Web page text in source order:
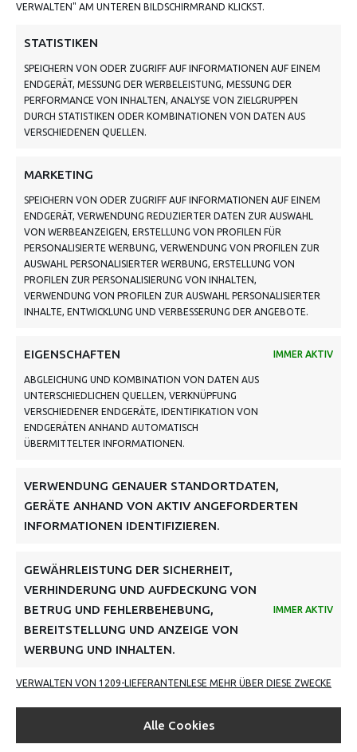
ERWALTEN" AM UNTEREN BILDSCHIRMRAND KLICKST.
STATISTIKEN
SPEICHERN VON ODER ZUGRIFF AUF INFORMATIONEN AUF EINEM
ENDGERÄT, MESSUNG DER WERBELEISTUNG, MESSUNG DER
PERFORMANCE VON INHALTEN, ANALYSE VON ZIELGRUPPEN
DURCH STATISTIKEN ODER KOMBINATIONEN VON DATEN AUS
VERSCHIEDENEN QUELLEN.
MARKETING
SPEICHERN VON ODER ZUGRIFF AUF INFORMATIONEN AUF EINEM
ENDGERÄT, VERWENDUNG REDUZIERTER DATEN ZUR AUSWAHL
VON WERBEANZEIGEN, ERSTELLUNG VON PROFILEN FÜR
PERSONALISIERTE WERBUNG, VERWENDUNG VON PROFILEN ZUR
AUSWAHL PERSONALISIERTER WERBUNG, ERSTELLUNG VON
PROFILEN ZUR PERSONALISIERUNG VON INHALTEN,
VERWENDUNG VON PROFILEN ZUR AUSWAHL PERSONALISIERTER
INHALTE, ENTWICKLUNG UND VERBESSERUNG DER ANGEBOTE.
EIGENSCHAFTEN IMMER AKTIV
ABGLEICHUNG UND KOMBINATION VON DATEN AUS
UNTERSCHIEDLICHEN QUELLEN, VERKNÜPFUNG
VERSCHIEDENER ENDGERÄTE, IDENTIFIKATION VON
ENDGERÄTEN ANHAND AUTOMATISCH
ÜBERMITTELTER INFORMATIONEN.
VERWENDUNG GENAUER STANDORTDATEN,
GERÄTE ANHAND VON AKTIV ANGEFORDERTEN
INFORMATIONEN IDENTIFIZIEREN.
GEWÄHRLEISTUNG DER SICHERHEIT,
VERHINDERUNG UND AUFDECKUNG VON
BETRUG UND FEHLERBEHEBUNG,
BEREITSTELLUNG UND ANZEIGE VON
WERBUNG UND INHALTEN.
IMMER AKTIV
VERWALTEN VON 1209-LIEFERANTENLESE MEHR ÜBER DIESE ZWECKE
Alle Cookies
ADRESSE
VON TILING GMBH
BAHNHOFSTRASSE 3, 06268 NEMSDORF-G
ÖHRENDORF
UHR
INFO@VONTILING.DE
SCHNELL UND GRÜN VERSENDET:
VERSANDKOSTENHINWEIS:
DANKE, DEINE REGISTRIERUNG WAR ERFOLGREICH! BITTE PRÜFE DEIN E-MAIL-KONTO FÜR
DIE BESTÄTIGUNG.
FOLGE UNS